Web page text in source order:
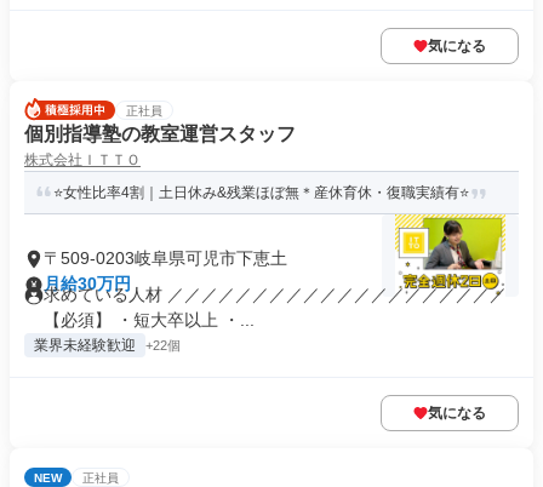
気になる
正社員
個別指導塾の教室運営スタッフ
株式会社ＩＴＴＯ
⭐女性比率4割｜土日休み&残業ほぼ無＊産休育休・復職実績有⭐
〒509-0203岐阜県可児市下恵土
月給30万円
求めている人材 ／／／／／／／／／／／／／／／／／／／／
【必須】 ・短大卒以上 ・...
業界未経験歓迎 +22個
気になる
NEW 正社員